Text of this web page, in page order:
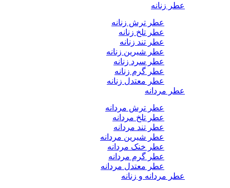
عطر زنانه
عطر ترش زنانه
عطر تلخ زنانه
عطر تند زنانه
عطر شیرین زنانه
عطر سرد زنانه
عطر گرم زنانه
عطر معتدل زنانه
عطر مردانه
عطر ترش مردانه
عطر تلخ مردانه
عطر تند مردانه
عطر شیرین مردانه
عطر خنک مردانه
عطر گرم مردانه
عطر معتدل مردانه
عطر مردانه و زنانه